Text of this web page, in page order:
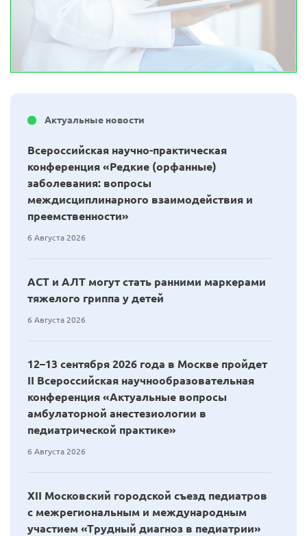
Актуальные новости
Всероссийская научно-практическая
конференция «Редкие (орфанные)
заболевания: вопросы
междисциплинарного взаимодействия и
преемственности»
6 Августа 2026
АСТ и АЛТ могут стать ранними маркерами
тяжелого гриппа у детей
6 Августа 2026
12–13 сентября 2026 года в Москве пройдет
II Всероссийская научнообразовательная
конференция «Актуальные вопросы
амбулаторной анестезиологии в
педиатрической практике»
6 Августа 2026
XII Московский городской съезд педиатров
с межрегиональным и международным
участием «Трудный диагноз в педиатрии»